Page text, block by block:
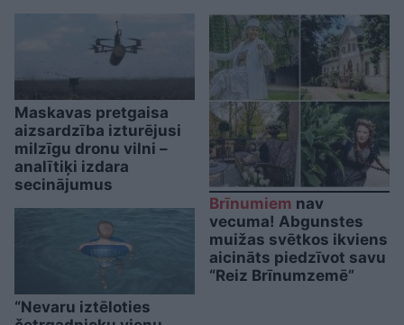
Maskavas pretgaisa
aizsardzība izturējusi
milzīgu dronu vilni –
analītiķi izdara
secinājumus
“Nevaru iztēloties
Brīnumiem nav
vecuma! Abgunstes
muižas svētkos ikviens
aicināts piedzīvot savu
“Reiz Brīnumzemē”